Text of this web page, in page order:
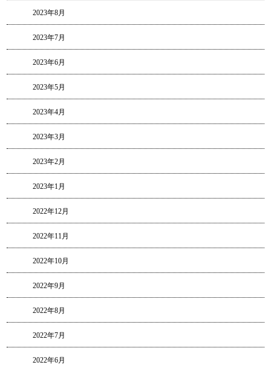
2023年8月
2023年7月
2023年6月
2023年5月
2023年4月
2023年3月
2023年2月
2023年1月
2022年12月
2022年11月
2022年10月
2022年9月
2022年8月
2022年7月
2022年6月